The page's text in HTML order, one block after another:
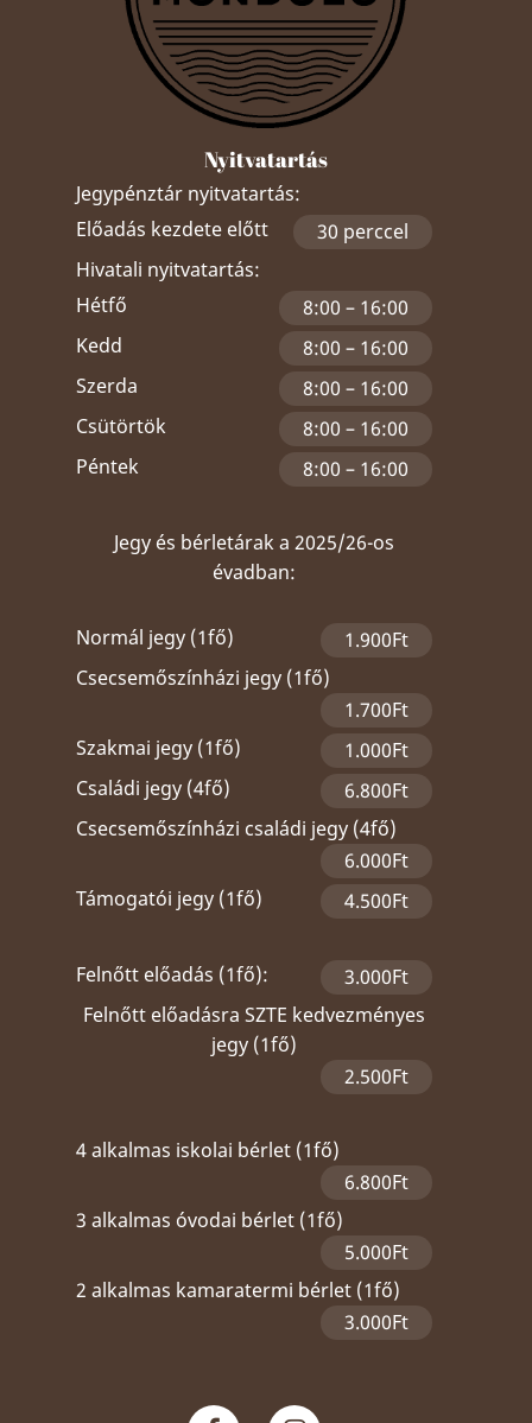
Nyitvatartás
Jegypénztár nyitvatartás:
Előadás kezdete előtt
30 perccel
Hivatali nyitvatartás:
Hétfő
8:00 – 16:00
Kedd
8:00 – 16:00
Szerda
8:00 – 16:00
Csütörtök
8:00 – 16:00
Péntek
8:00 – 16:00
Jegy és bérletárak a 2025/26-os
évadban:
Normál jegy (1fő)
1.900Ft
Csecsemőszínházi jegy (1fő)
1.700Ft
Szakmai jegy (1fő)
1.000Ft
Családi jegy (4fő)
6.800Ft
Csecsemőszínházi családi jegy (4fő)
6.000Ft
Támogatói jegy (1fő)
4.500Ft
Felnőtt előadás (1fő):
3.000Ft
Felnőtt előadásra SZTE kedvezményes
jegy (1fő)
2.500Ft
4 alkalmas iskolai bérlet (1fő)
6.800Ft
3 alkalmas óvodai bérlet (1fő)
5.000Ft
2 alkalmas kamaratermi bérlet (1fő)
3.000Ft